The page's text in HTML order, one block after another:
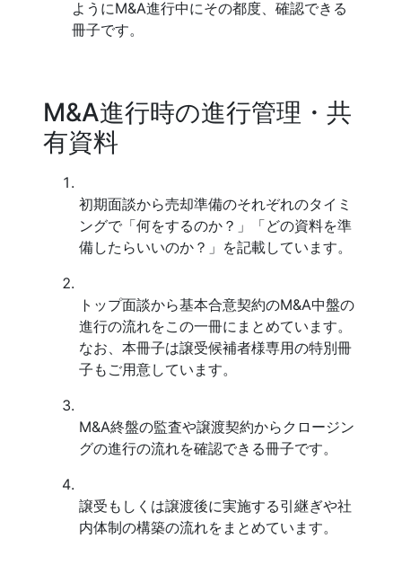
ようにM&A進行中にその都度、確認できる
冊子です。
M&A進行時の進行管理・共
有資料
初期面談から売却準備のそれぞれのタイミ
ングで「何をするのか？」「どの資料を準
備したらいいのか？」を記載しています。
トップ面談から基本合意契約のM&A中盤の
進行の流れをこの一冊にまとめています。
なお、本冊子は譲受候補者様専用の特別冊
子もご用意しています。
M&A終盤の監査や譲渡契約からクロージン
グの進行の流れを確認できる冊子です。
譲受もしくは譲渡後に実施する引継ぎや社
内体制の構築の流れをまとめています。